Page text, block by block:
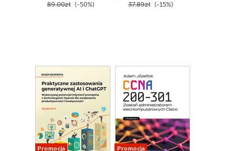
89.00zł (-50%) 37.89zł (-15%)
Promocja Promocja